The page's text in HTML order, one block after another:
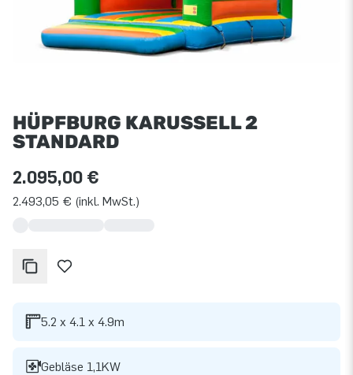
HÜPFBURG KARUSSELL 2
STANDARD
2.095,00 €
2.493,05 € (inkl. MwSt.)
5.2 x 4.1 x 4.9m
Gebläse 1,1KW